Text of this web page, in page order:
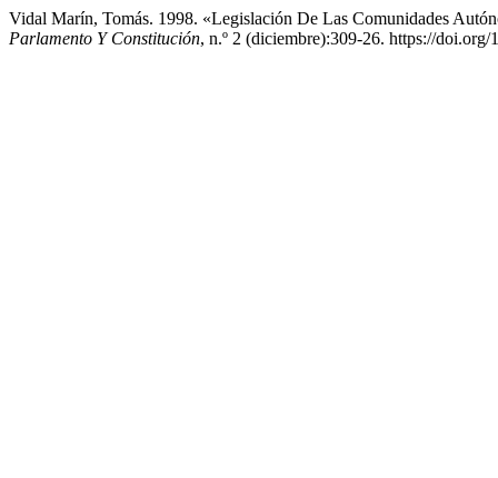
Vidal Marín, Tomás. 1998. «Legislación De Las Comunidades
Parlamento Y Constitución, n.º 2 (diciembre):309-26. https://doi.org/